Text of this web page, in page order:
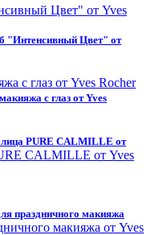
"Интенсивный Цвет" от
с глаз от Yves
PURE CALMILLE от
праздничного макияжа